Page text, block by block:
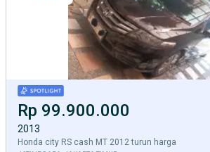
Rp 99.900.000
2013
Honda city RS cash MT 2012 turun harga